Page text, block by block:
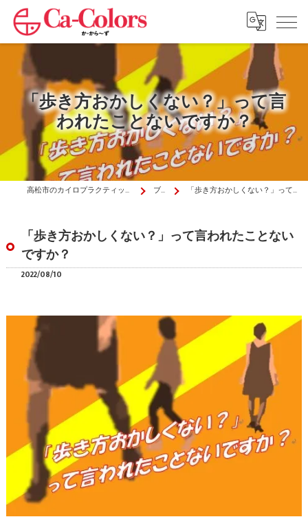
「歩き方おかしくない？」って言
われたことないですか？
高松市のカイロプラクティックはか・から～ず施術院 ブログ 「歩き方おかしくない？」って言われたことないですか？
「歩き方おかしくない？」って言われたことない
ですか？
2022/08/10